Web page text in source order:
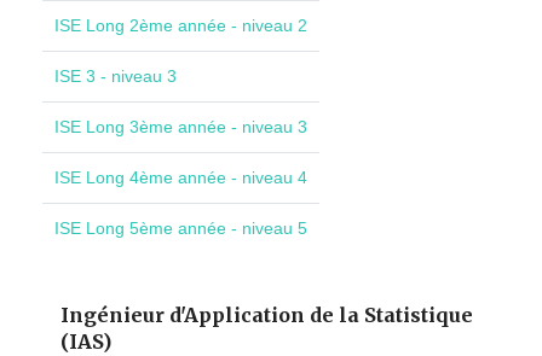
ISE Long 2ème année - niveau 2
ISE 3 - niveau 3
ISE Long 3ème année - niveau 3
ISE Long 4ème année - niveau 4
ISE Long 5ème année - niveau 5
Ingénieur d'Application de la Statistique
(IAS)